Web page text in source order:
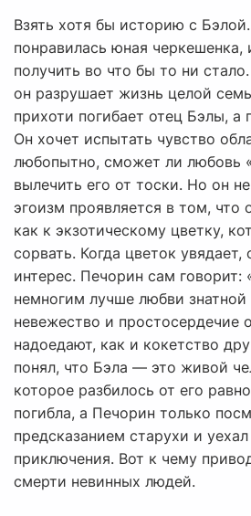
Взять хотя бы историю с
понравилась юная
получить во что бы то ни
он разрушает жизнь целой
прихоти погибает отец Бэлы, а
Он хочет испытать чувство
любопытно, сможет ли любовь
вылечить его от тоски. Но он
эгоизм проявляется в том, что
как к экзотическому цветку,
сорвать. Когда цветок
интерес. Печорин сам говорит:
немногим лучше любви
невежество и простосердечие
надоедают, как и кокетство
понял, что Бэла — это живой
которое разбилось от его
погибла, а Печорин только
предсказанием старухи и
приключения. Вот к чему
смерти невинных людей.